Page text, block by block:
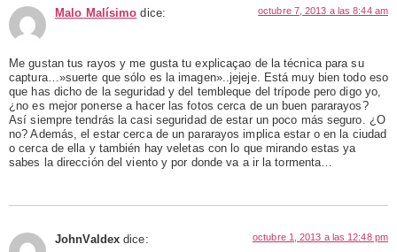
Malo Malísimo dice: octubre 7, 2013 a las 8:44 am
Me gustan tus rayos y me gusta tu explicaçao de la técnica para su
captura…»suerte que sólo es la imagen»..jejeje. Está muy bien todo eso
que has dicho de la seguridad y del tembleque del trípode pero digo yo,
¿no es mejor ponerse a hacer las fotos cerca de un buen pararayos?
Así siempre tendrás la casi seguridad de estar un poco más seguro. ¿O
no? Además, el estar cerca de un pararayos implica estar o en la ciudad
o cerca de ella y también hay veletas con lo que mirando estas ya
sabes la dirección del viento y por donde va a ir la tormenta…
JohnValdex dice: octubre 1, 2013 a las 12:48 pm